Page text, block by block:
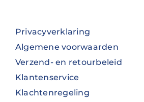
Privacyverklaring
Algemene voorwaarden
Verzend- en retourbeleid
Klantenservice
Klachtenregeling